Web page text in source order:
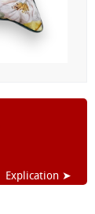
Explication ➤